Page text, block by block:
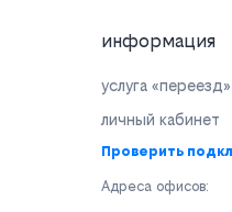
информация
услуга «переезд»
личный кабинет
Проверить
Адреса офисов: